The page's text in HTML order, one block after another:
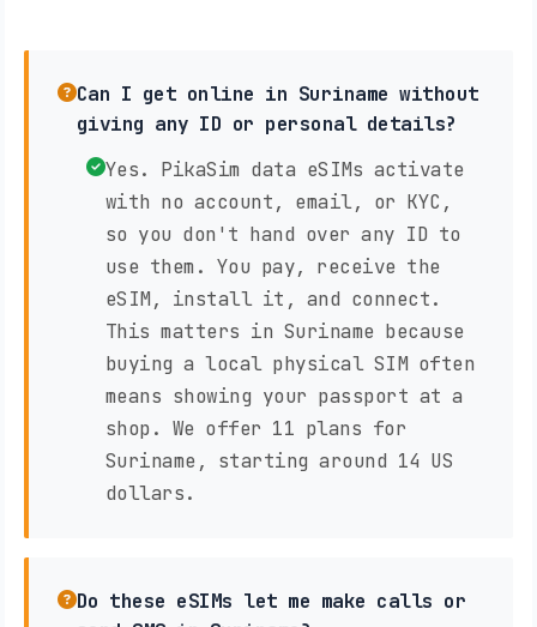
Can I get online in Suriname without
giving any ID or personal details?
Yes. PikaSim data eSIMs activate
with no account, email, or KYC,
so you don't hand over any ID to
use them. You pay, receive the
eSIM, install it, and connect.
This matters in Suriname because
buying a local physical SIM often
means showing your passport at a
shop. We offer 11 plans for
Suriname, starting around 14 US
dollars.
Do these eSIMs let me make calls or